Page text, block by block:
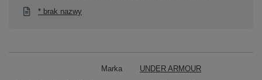
* brak nazwy
Marka UNDER ARMOUR